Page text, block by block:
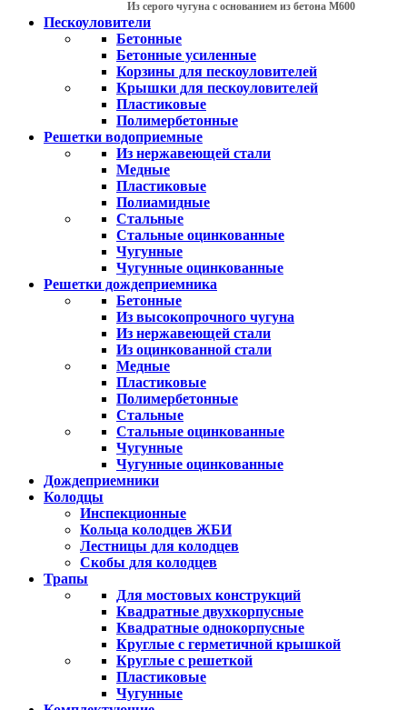
Из серого чугуна с основанием из бетона М600
Пескоуловители
Бетонные
Бетонные усиленные
Корзины для пескоуловителей
Крышки для пескоуловителей
Пластиковые
Полимербетонные
Решетки водоприемные
Из нержавеющей стали
Медные
Пластиковые
Полиамидные
Стальные
Стальные оцинкованные
Чугунные
Чугунные оцинкованные
Решетки дождеприемника
Бетонные
Из высокопрочного чугуна
Из нержавеющей стали
Из оцинкованной стали
Медные
Пластиковые
Полимербетонные
Стальные
Стальные оцинкованные
Чугунные
Чугунные оцинкованные
Дождеприемники
Колодцы
Инспекционные
Кольца колодцев ЖБИ
Лестницы для колодцев
Скобы для колодцев
Трапы
Для мостовых конструкций
Квадратные двухкорпусные
Квадратные однокорпусные
Круглые с герметичной крышкой
Круглые с решеткой
Пластиковые
Чугунные